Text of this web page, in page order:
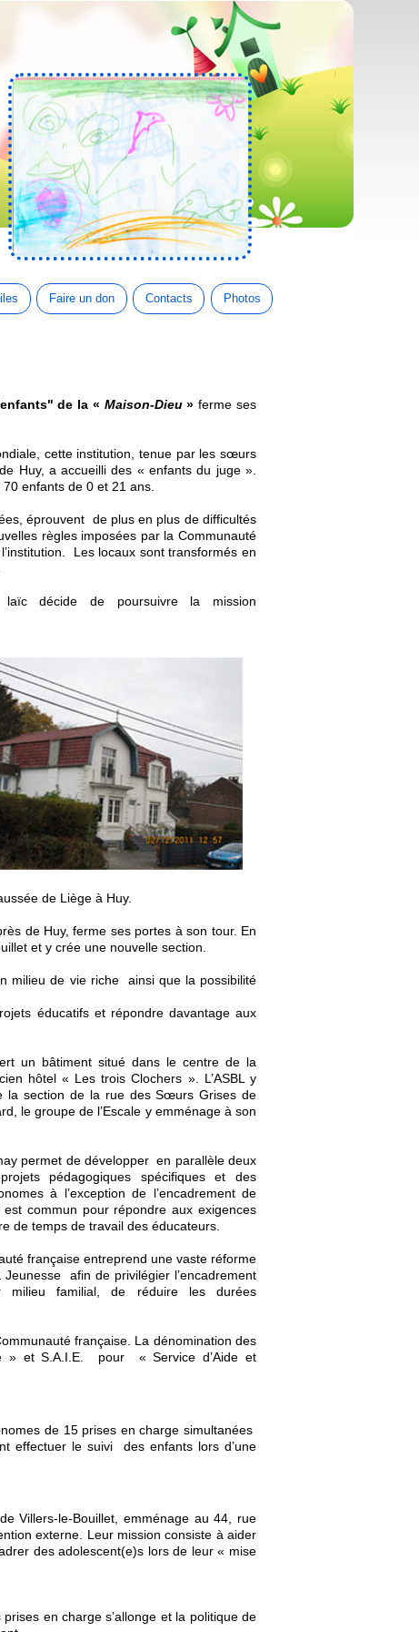
Faire un don Contacts Photos
de la « Maison-Dieu» ferme ses
cette institution, tenue par les sœurs
Huy, a accueilli des « enfants du juge ».
enfants de 0 et 21 ans.
éprouvent de plus en plus de difficultés
règles imposées par la Communauté
Les locaux sont transformés en
décide de poursuivre la mission
de Liège à Huy.
de Huy, ferme ses portes à son tour. En
et y crée une nouvelle section.
milieu de vie riche ainsi que la possibilité
éducatifs et répondre davantage aux
un bâtiment situé dans le centre de la
hôtel « Les trois Clochers ». L’ASBL y
la section de la rue des Sœurs Grises de
le groupe de l’Escale y emménage à son
permet de développer en parallèle deux
pédagogiques spécifiques et des
à l’exception de l’encadrement de
commun pour répondre aux exigences
de temps de travail des éducateurs.
française entreprend une vaste réforme
Jeunesse afin de privilégier l’encadrement
milieu familial, de réduire les durées
française. La dénomination des
» et S.A.I.E. pour « Service d’Aide et
de 15 prises en charge simultanées
effectuer le suivi des enfants lors d’une
Villers-le-Bouillet, emménage au 44, rue
externe. Leur mission consiste à aider
des adolescent(e)s lors de leur « mise
en charge s’allonge et la politique de